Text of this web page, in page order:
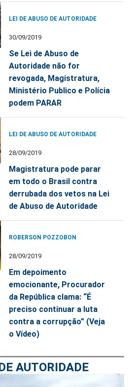
LEI DE ABUSO DE AUTORIDADE
30/09/2019
Se Lei de Abuso de
Autoridade não for
revogada, Magistratura,
Ministério Publico e Polícia
podem PARAR
LEI DE ABUSO DE AUTORIDADE
28/09/2019
Magistratura pode parar
em todo o Brasil contra
derrubada dos vetos na Lei
de Abuso de Autoridade
ROBERSON POZZOBON
28/09/2019
Em depoimento
emocionante, Procurador
da República clama: “É
preciso continuar a luta
contra a corrupção” (Veja
o Vídeo)
AUTORIDADE